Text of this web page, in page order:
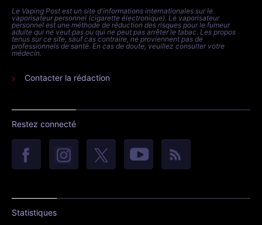
Le Vaping Post est un site d'informations internationales sur le
vaporisateur personnel (cigarette électronique). Le vaporisateur
personnel est une méthode de réduction des risques pour le fumeur
adulte qui ne veut pas ou qui ne peut pas arrêter le tabac. Les propos
tenus sur ce site, sauf cas contraire, ne proviennent pas de
professionnels de santé. En cas de doute, veuillez consulter votre
médecin.
Contacter la rédaction
Restez connecté
Statistiques